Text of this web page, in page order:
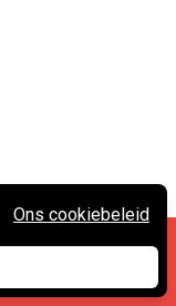
Ons cookiebeleid